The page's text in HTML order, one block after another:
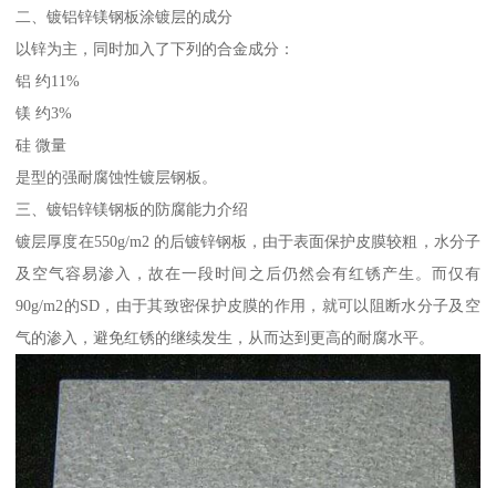
二、镀铝锌镁钢板涂镀层的成分
以锌为主，同时加入了下列的合金成分：
铝 约11%
镁 约3%
硅 微量
是型的强耐腐蚀性镀层钢板。
三、镀铝锌镁钢板的防腐能力介绍
镀层厚度在550g/m2 的后镀锌钢板，由于表面保护皮膜较粗，水分子
及空气容易渗入，故在一段时间之后仍然会有红锈产生。而仅有
90g/m2的SD，由于其致密保护皮膜的作用，就可以阻断水分子及空
气的渗入，避免红锈的继续发生，从而达到更高的耐腐水平。